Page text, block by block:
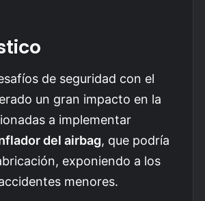
de seguridad con el
un gran impacto en la
a implementar
del airbag, que podría
exponiendo a los
menores.